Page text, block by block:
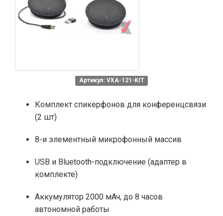
Артикул: VXA-121-KIT
Комплект спикерфонов для конференцсвязи
(2 шт)
8-и элементный микрофонный массив
USB и Bluetooth-подключение (адаптер в
комплекте)
Аккумулятор 2000 мАч, до 8 часов
автономной работы